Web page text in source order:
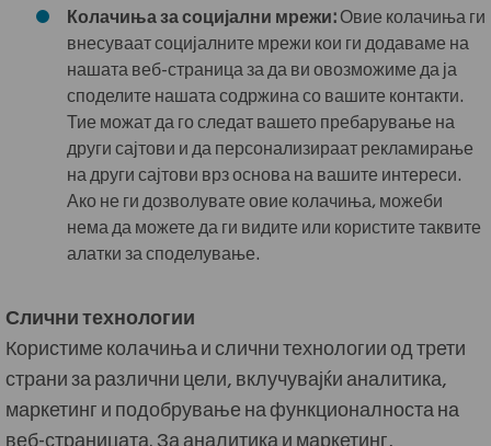
Колачиња за социјални мрежи:Овие колачиња ги
внесуваат социјалните мрежи кои ги додаваме на
нашата веб-страница за да ви овозможиме да ја
споделите нашата содржина со вашите контакти.
Тие можат да го следат вашето пребарување на
други сајтови и да персонализираат рекламирање
на други сајтови врз основа на вашите интереси.
Ако не ги дозволувате овие колачиња, можеби
нема да можете да ги видите или користите таквите
алатки за споделување.
Слични технологии
Користиме колачиња и слични технологии од трети
страни за различни цели, вклучувајќи аналитика,
маркетинг и подобрување на функционалноста на
веб-страницата. За аналитика и маркетинг,